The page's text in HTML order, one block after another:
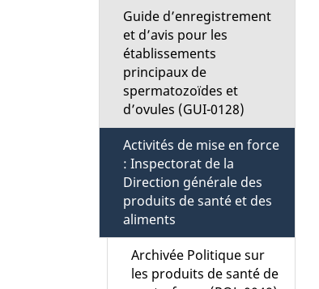
M
u
Guide d’enregistrement
et d’avis pour les
établissements
principaux de
spermatozoïdes et
d’ovules (GUI-0128)
Activités de mise en force
: Inspectorat de la
Direction générale des
produits de santé et des
aliments
Archivée Politique sur
les produits de santé de